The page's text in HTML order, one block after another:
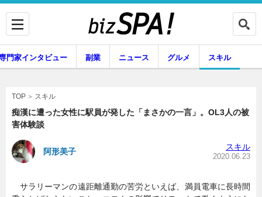
専門家インタビュー
副業 ニュース
門家インタビュー 副業 ニュース グルメ スキル
TOP スキル
痴漢に遭った女性に駅員が発した「まさかの一言」。OL3人の被
害体験談
阿形美子 スキル
2020.06.23
サラリーマンの遠距離通勤の苦労といえば、満員電車に長時間